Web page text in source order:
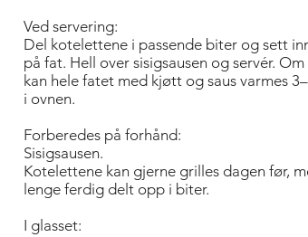
Ved servering:
Del kotelettene i passende biter og sett
på fat. Hell over sisigsausen og servér.
kan hele fatet med kjøtt og saus varmes
i ovnen.
Forberedes på forhånd:
Sisigsausen.
Kotelettene kan gjerne grilles dagen før,
lenge ferdig delt opp i biter.
I glasset: